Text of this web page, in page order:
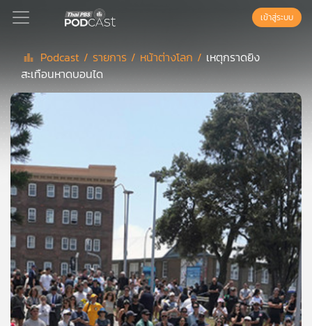
Podcast
เพล
ย์
ลิ
สต์
แนะนำ
เพล
ย์
ลิ
สต์
ของ
คุณ
เข้าสู่ระบบ
Podcast / รายการ / หน้าต่างโลก / เหตุกราดยิง
สะเทือนหาดบอนได